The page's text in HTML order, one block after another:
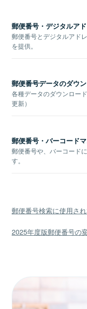
郵便番号・デジタルア
郵便番号とデジタルアド
を提供。
郵便番号データのダウ
各種データのダウンロー
更新）
郵便番号・バーコード
郵便番号や、バーコード
す。
郵便番号検索に使用さ
2025年度版郵便番号の